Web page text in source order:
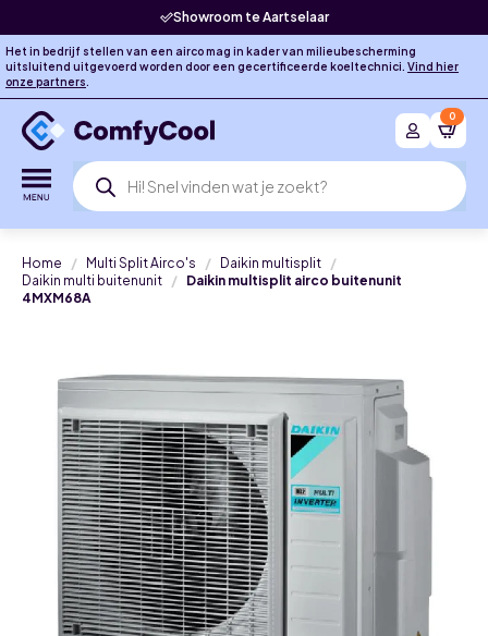
Showroom te Aartselaar
Het in bedrijf stellen van een airco mag in kader van milieubescherming
uitsluitend uitgevoerd worden door een gecertificeerde koeltechnici. Vind hier
onze partners.
Producten
zoeken
0
Home Multi Split Airco's
Daikin multisplit
Daikin multi buitenunit
Daikin multisplit airco buitenunit
4MXM68A